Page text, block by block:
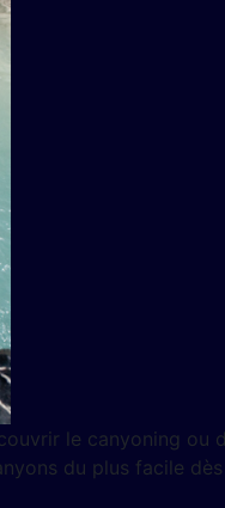
le canyoning ou
du plus facile